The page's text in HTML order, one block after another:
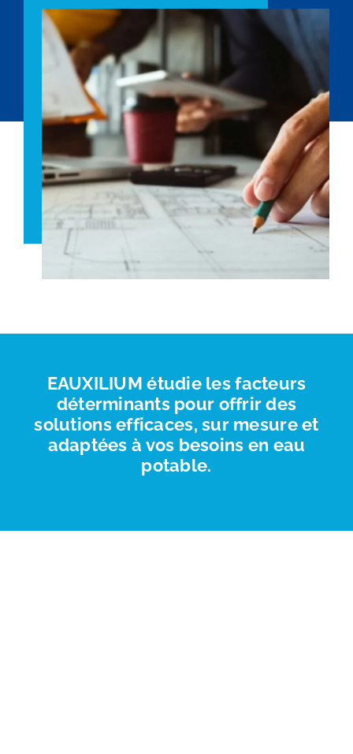
EAUXILIUM étudie les facteurs
déterminants pour offrir des
solutions efficaces, sur mesure et
adaptées à vos besoins en eau
potable.